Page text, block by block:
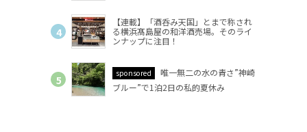
【連載】「酒呑み天国」とまで称され
る横浜髙島屋の和洋酒売場。そのライ
ンナップに注目！
sponsored
唯一無二の水の青さ”神崎
ブルー”で1泊2日の私的夏休み